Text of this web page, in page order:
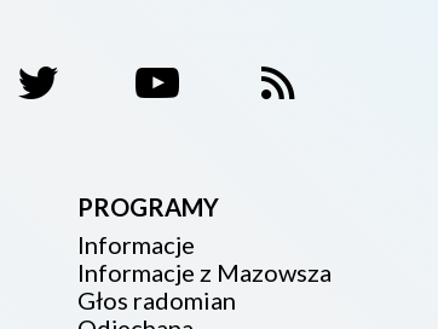
PROGRAMY
Informacje
Informacje z Mazowsza
Głos radomian